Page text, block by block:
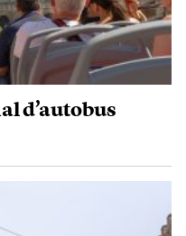
d’autobus